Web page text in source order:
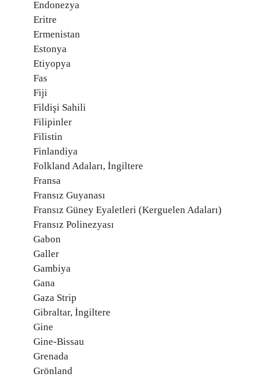
Endonezya
Eritre
Ermenistan
Estonya
Etiyopya
Fas
Fiji
Fildişi Sahili
Filipinler
Filistin
Finlandiya
Folkland Adaları, İngiltere
Fransa
Fransız Guyanası
Fransız Güney Eyaletleri (Kerguelen Adaları)
Fransız Polinezyası
Gabon
Galler
Gambiya
Gana
Gaza Strip
Gibraltar, İngiltere
Gine
Gine-Bissau
Grenada
Grönland